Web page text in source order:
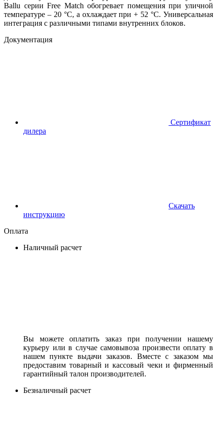
Ballu серии Free Match обогревает помещения при уличной
температуре – 20 °С, а охлаждает при + 52 °С. Универсальная
интеграция с различными типами внутренних блоков.
Документация
Сертификат
дилера
Скачать
инструкцию
Оплата
Наличный расчет
Вы можете оплатить заказ при получении нашему
курьеру или в случае самовывоза произвести оплату в
нашем пункте выдачи заказов. Вместе с заказом мы
предоставим товарный и кассовый чеки и фирменный
гарантийный талон производителей.
Безналичный расчет